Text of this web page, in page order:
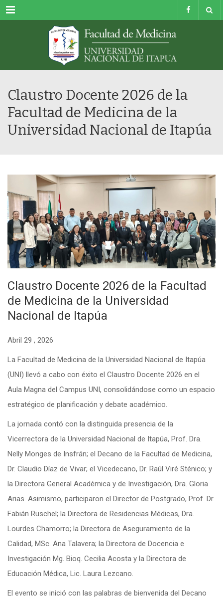
Menu
Claustro Docente 2026 de la
Facultad de Medicina de la
Universidad Nacional de Itapúa
Claustro Docente 2026 de la Facultad
de Medicina de la Universidad
Nacional de Itapúa
Abril 29 , 2026
La Facultad de Medicina de la Universidad Nacional de Itapúa
(UNI) llevó a cabo con éxito el Claustro Docente 2026 en el
Aula Magna del Campus UNI, consolidándose como un espacio
estratégico de planificación y debate académico.
La jornada contó con la distinguida presencia de la
Vicerrectora de la Universidad Nacional de Itapúa, Prof. Dra.
Nelly Monges de Insfrán; el Decano de la Facultad de Medicina,
Dr. Claudio Díaz de Vivar; el Vicedecano, Dr. Raúl Viré Sténico; y
la Directora General Académica y de Investigación, Dra. Gloria
Arias. Asimismo, participaron el Director de Postgrado, Prof. Dr.
Fabián Ruschel; la Directora de Residencias Médicas, Dra.
Lourdes Chamorro; la Directora de Aseguramiento de la
Calidad, MSc. Ana Talavera; la Directora de Docencia e
Investigación Mg. Bioq. Cecilia Acosta y la Directora de
Educación Médica, Lic. Laura Lezcano.
El evento se inició con las palabras de bienvenida del Decano